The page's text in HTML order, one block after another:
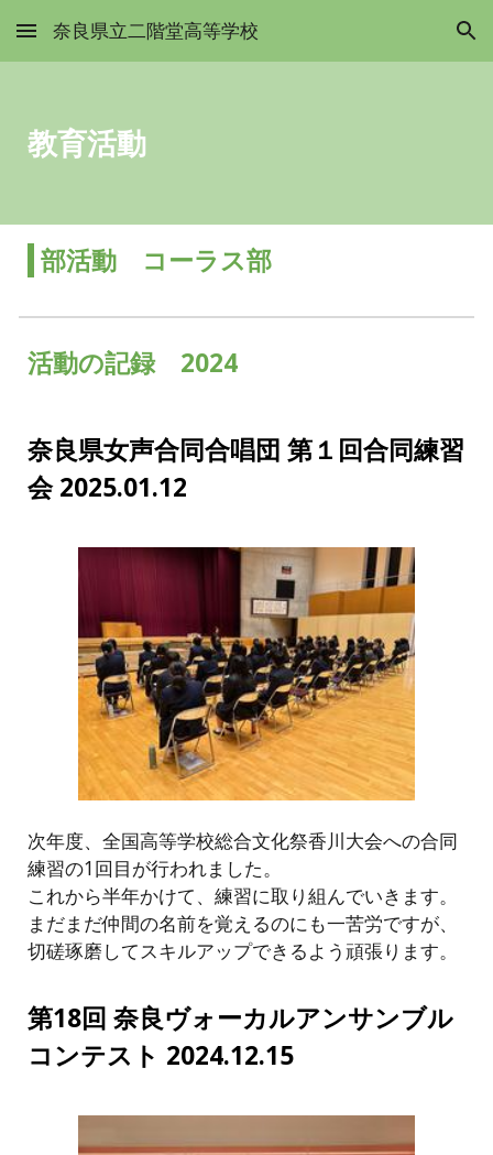
Skip to main content Skip to navigation
奈良県立二階堂高等学校
教育活動
部活動 コーラス部
活動の記録 2024
奈良県女声合同合唱団 第１回合同練習
会 2025.01.12
次年度、全国高等学校総合文化祭香川大会への合同
練習の1回目が行われました。
これから半年かけて、練習に取り組んでいきます。
まだまだ仲間の名前を覚えるのにも一苦労ですが、
切磋琢磨してスキルアップできるよう頑張ります。
第18回 奈良ヴォーカルアンサンブル
コンテスト 2024.12.15